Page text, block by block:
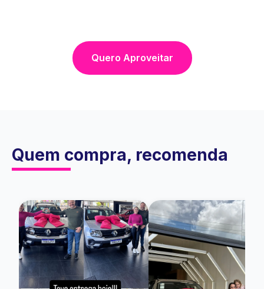
Quero Aproveitar
Quem compra, recomenda